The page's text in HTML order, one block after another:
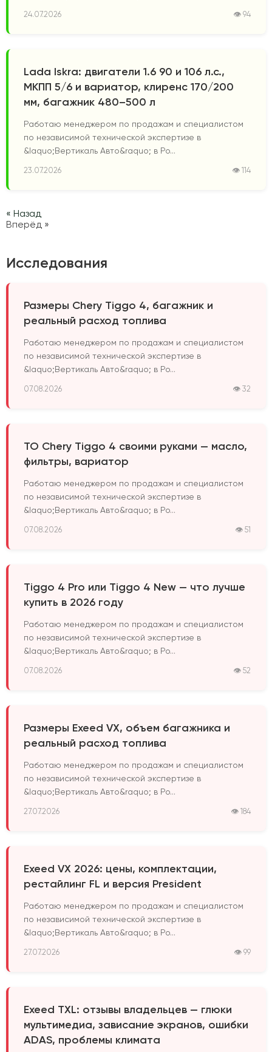
24.07.2026 👁 94
Lada Iskra: двигатели 1.6 90 и 106 л.с.,
МКПП 5/6 и вариатор, клиренс 170/200
мм, багажник 480–500 л
Работаю менеджером по продажам и специалистом
по независимой технической экспертизе в
&laquo;Вертикаль Авто&raquo; в Ро...
23.07.2026 👁 114
« Назад
Вперёд »
Исследования
Размеры Chery Tiggo 4, багажник и
реальный расход топлива
Работаю менеджером по продажам и специалистом
по независимой технической экспертизе в
&laquo;Вертикаль Авто&raquo; в Ро...
07.08.2026 👁 32
ТО Chery Tiggo 4 своими руками — масло,
фильтры, вариатор
Работаю менеджером по продажам и специалистом
по независимой технической экспертизе в
&laquo;Вертикаль Авто&raquo; в Ро...
07.08.2026 👁 51
Tiggo 4 Pro или Tiggo 4 New — что лучше
купить в 2026 году
Работаю менеджером по продажам и специалистом
по независимой технической экспертизе в
&laquo;Вертикаль Авто&raquo; в Ро...
07.08.2026 👁 52
Размеры Exeed VX, объем багажника и
реальный расход топлива
Работаю менеджером по продажам и специалистом
по независимой технической экспертизе в
&laquo;Вертикаль Авто&raquo; в Ро...
27.07.2026 👁 184
Exeed VX 2026: цены, комплектации,
рестайлинг FL и версия President
Работаю менеджером по продажам и специалистом
по независимой технической экспертизе в
&laquo;Вертикаль Авто&raquo; в Ро...
27.07.2026 👁 99
Exeed TXL: отзывы владельцев — глюки
мультимедиа, зависание экранов, ошибки
ADAS, проблемы климата